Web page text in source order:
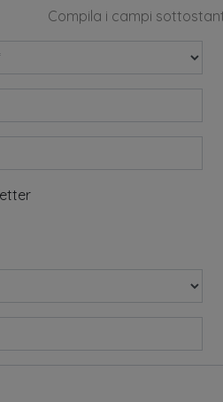
Compila i campi